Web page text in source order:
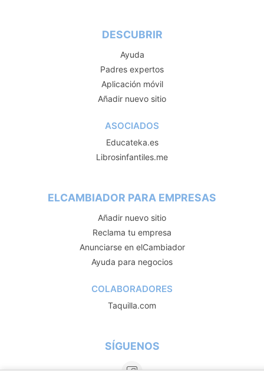
DESCUBRIR
Ayuda
Padres expertos
Aplicación móvil
Añadir nuevo sitio
ASOCIADOS
Educateka.es
Librosinfantiles.me
ELCAMBIADOR PARA EMPRESAS
Añadir nuevo sitio
Reclama tu empresa
Anunciarse en elCambiador
Ayuda para negocios
COLABORADORES
Taquilla.com
SÍGUENOS